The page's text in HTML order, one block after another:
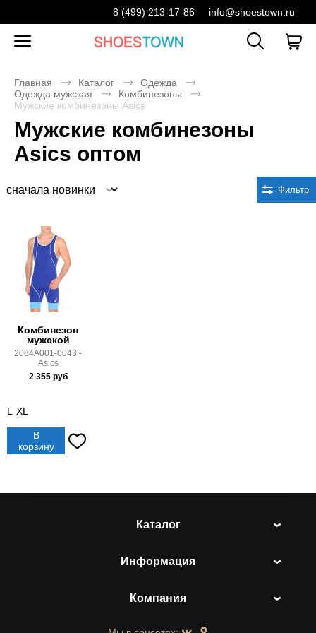
8 (499) 213-17-86 info@shoestown.ru
Главная Каталог
Одежда
Одежда мужская
Комбинезоны
Мужские комбинезоны Asics
Мужские комбинезоны
Asics оптом
Фильтр
Комбинезон
мужской
2084A001-0043 -
Asics
2 355руб
L XL
В
корзину
Каталог
Информация
Компания